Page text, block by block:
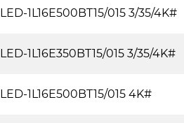
LED-1L16E500BT15/015 3/35/4K#
LED-1L16E350BT15/015 3/35/4K#
LED-1L16E500BT15/015 4K#